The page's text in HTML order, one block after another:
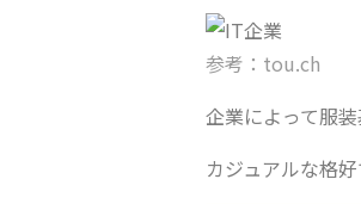
参考： tou.ch
企業によって服
カジュアルな格